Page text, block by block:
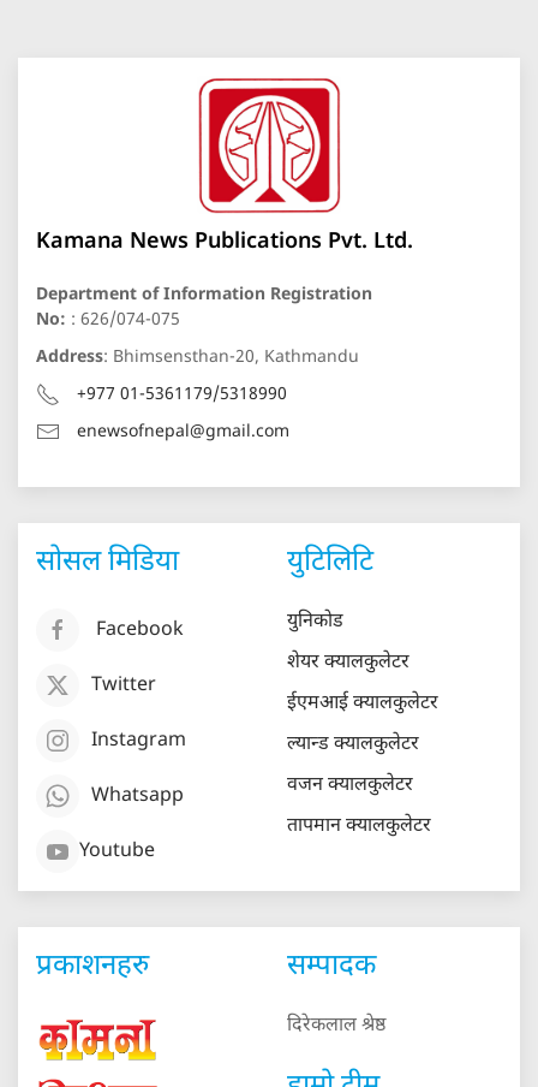
Kamana News Publications Pvt. Ltd.
Department of Information Registration
No: : 626/074-075
Address: Bhimsensthan-20, Kathmandu
+977 01-5361179/5318990
enewsofnepal@gmail.com
सोसल मिडिया
Facebook
Twitter
Instagram
Whatsapp
Youtube
युटिलिटि
युनिकोड
शेयर क्यालकुलेटर
ईएमआई क्यालकुलेटर
ल्यान्ड क्यालकुलेटर
वजन क्यालकुलेटर
तापमान क्यालकुलेटर
प्रकाशनहरु सम्पादक
दिरेकलाल श्रेष्ठ